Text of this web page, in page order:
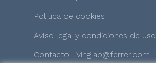
Politica de cookies
Aviso legal y condiciones de uso
Contacto: livinglab@ferrer.com